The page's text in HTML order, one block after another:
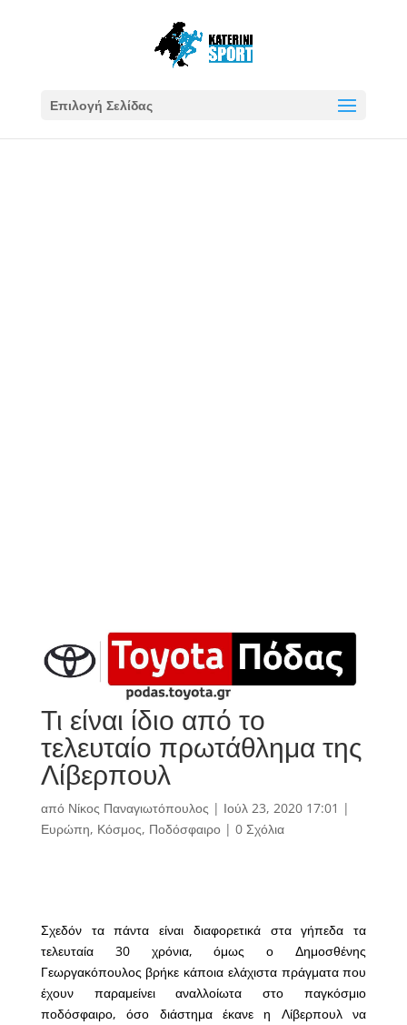
Επιλογή Σελίδας
Τι είναι ίδιο από το
τελευταίο πρωτάθλημα της
Λίβερπουλ
από Νίκος Παναγιωτόπουλος | Ιούλ 23, 2020 17:01 |
Ευρώπη, Κόσμος, Ποδόσφαιρο| 0 Σχόλια
Σχεδόν τα πάντα είναι διαφορετικά στα γήπεδα τα
τελευταία 30 χρόνια, όμως ο Δημοσθένης
Γεωργακόπουλος βρήκε κάποια ελάχιστα πράγματα που
έχουν παραμείνει αναλλοίωτα στο παγκόσμιο
ποδόσφαιρο, όσο διάστημα έκανε η Λίβερπουλ να